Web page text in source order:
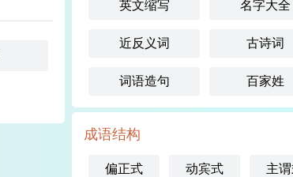
英文缩写 名字大全
近反义词 古诗词
词语造句 百家姓
成语结构
偏正式 动宾式 主